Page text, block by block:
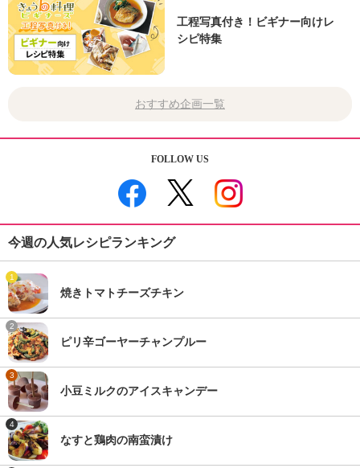
工程写真付き！ビギナー向けレ
シピ特集
おすすめ企画一覧
FOLLOW US
今週の人気レシピランキング
1
焼きトマトチーズチキン
2
ピリ辛ゴーヤーチャンプルー
3
小豆ミルクのアイスキャンデー
4
なすと鶏肉の南蛮漬け